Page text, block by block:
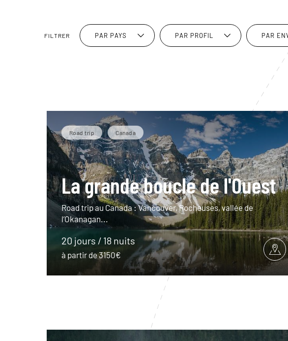
FILTRER PAR PAYS PAR PROFIL PAR
Road trip Canada
La grande boucle de l'Ouest
Road trip au Canada : Vancouver, Rocheuses, vallée de
l’Okanagan...
20 jours / 18 nuits
à partir de 3150€